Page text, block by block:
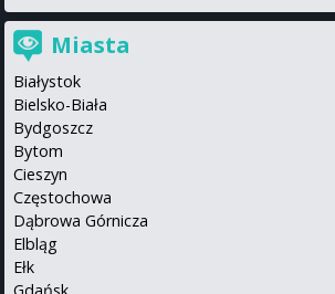
Miasta
Białystok
Bielsko-Biała
Bydgoszcz
Bytom
Cieszyn
Częstochowa
Dąbrowa Górnicza
Elbląg
Ełk